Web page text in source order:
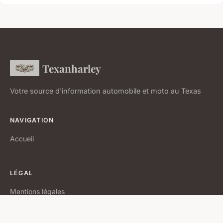
Texanharley
Votre source d'information automobile et moto au Texas
NAVIGATION
Accueil
LÉGAL
Mentions légales